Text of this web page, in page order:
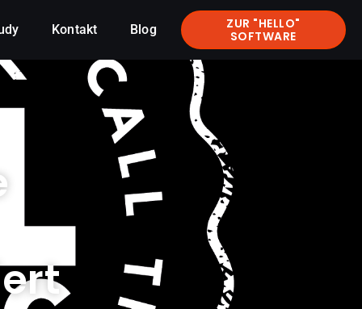
Kontakt Blog
ZUR "HELLO"
SOFTWARE